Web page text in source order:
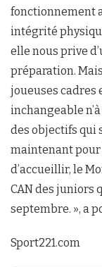
fonctionnement
intégrité
elle nous prive
préparation.
joueuses cadres
inchangeable
des objectifs qui
maintenant pour
d’accueillir, le
CAN des juniors
septembre. », a
Sport221.com